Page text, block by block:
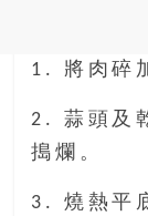
1. 將肉碎
2. 蒜頭及
搗爛。
3. 燒熱平